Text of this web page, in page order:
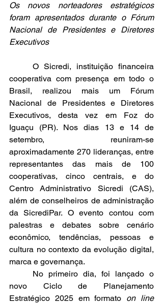
Os novos norteadores estratégicos
foram apresentados durante o Fórum
Nacional de Presidentes e Diretores
Executivos
cooperativa com presença em todo o
Brasil, realizou mais um Fórum
Nacional de Presidentes e Diretores
Executivos, desta vez em Foz do
Iguaçu (PR). Nos dias 13 e 14 de
setembro, reuniram-se
aproximadamente 270 lideranças, entre
representantes das mais de 100
cooperativas, cinco centrais, e do
Centro Administrativo Sicredi (CAS),
além de conselheiros de administração
da SicrediPar. O evento contou com
palestras e debates sobre cenário
econômico, tendências, pessoas e
cultura no contexto da evolução digital,
marca e governança.
novo Ciclo de Planejamento
Estratégico 2025 em formato on line